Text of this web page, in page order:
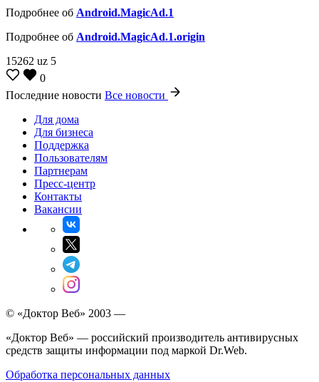
Подробнее об Android.MagicAd.1
Подробнее об Android.MagicAd.1.origin
15262 uz 5
0
Последние новости Все новости
Для дома
Для бизнеса
Поддержка
Пользователям
Партнерам
Пресс-центр
Контакты
Вакансии
© «Доктор Веб» 2003 —
«Доктор Веб» — российский производитель антивирусных
средств защиты информации под маркой Dr.Web.
Обработка персональных данных